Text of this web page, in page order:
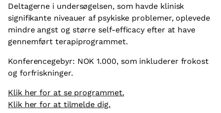
Deltagerne i undersøgelsen, som havde klinisk
signifikante niveauer af psykiske problemer, oplevede
mindre angst og større self-efficacy efter at have
gennemført terapiprogrammet.
Konferencegebyr: NOK 1.000, som inkluderer frokost
og forfriskninger.
Klik her for at se programmet.
Klik her for at tilmelde dig.